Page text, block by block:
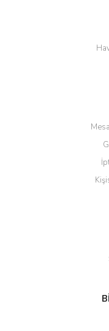
Ürün resmi kalitesiz,
Ürün açıklamasında
Ürün bilgilerinde
Ürün fiyatı diğer
Bu ürüne benzer